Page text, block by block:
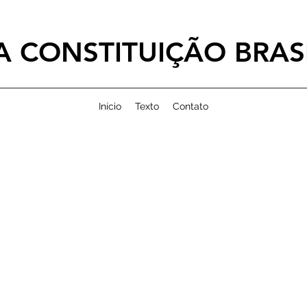
CONSTITUIÇÃO
Início Texto Contato